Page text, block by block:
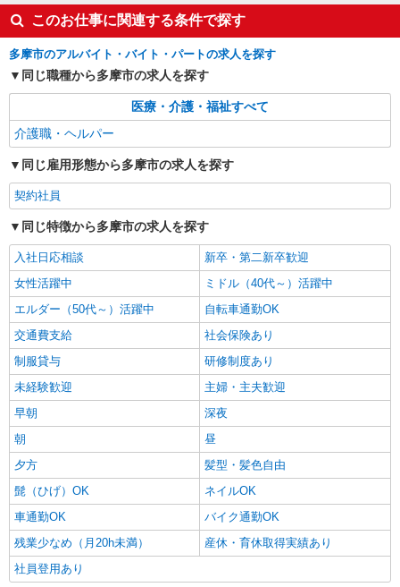
により変動） ・固定残業手当：20,000円（10時
間） ※固定残業時間を超過する場合には超過勤務
手当として別途支給 ・夜勤手当：10,000円/1回
（上記給与とは別に支給） 下記資格をお持ちの方
歓迎 ・認知症介護基礎研修 ・初任者研修 ・実務
者研修 ・介護福祉士 など
キープ
このお仕事に関連する条件で探す
多摩市のアルバイト・バイト・パートの求人を探す
同じ職種から多摩市の求人を探す
医療・介護・福祉すべて
介護職・ヘルパー
同じ雇用形態から多摩市の求人を探す
契約社員
同じ特徴から多摩市の求人を探す
入社日応相談
新卒・第二新卒歓迎
女性活躍中
ミドル（40代～）活躍中
エルダー（50代～）活躍中
自転車通勤OK
交通費支給
社会保険あり
制服貸与
研修制度あり
未経験歓迎
主婦・主夫歓迎
早朝
深夜
朝
昼
夕方
髪型・髪色自由
髭（ひげ）OK
ネイルOK
車通勤OK
バイク通勤OK
残業少なめ（月20h未満）
産休・育休取得実績あり
社員登用あり